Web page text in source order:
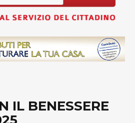
IL BENESSERE